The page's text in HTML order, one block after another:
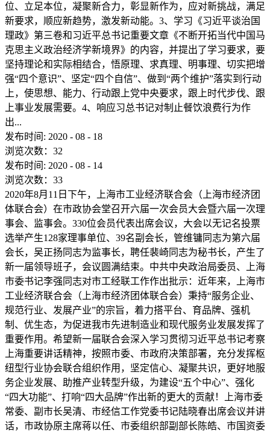
位、立足本位，凝聚新合力，彰显新作为，应对新挑战，满足
新要求，顺应新趋势，激发新动能。3、学习《习近平谈治国
理政》第三卷和习近平总书记重要文章《不断开拓当代中国马
克思主义政治经济学新境界》的内容，并提出了学习要求，要
坚持理论和实际相结合，悟原理、求真理、明事理、切实把增
强“四个意识”、坚定“四个自信”、做到“两个维护”落实到行动
上，使思想、能力、行动跟上党中央要求，跟上时代步伐、跟
上事业发展需要。4、响应习总书记对制止餐饮浪费行为作
出...
发布时间: 2020 - 08 - 18
浏览次数： 32
发布时间: 2020 - 08 - 14
浏览次数： 33
2020年8月11日下午，上海市工业经济联合会（上海市经济团
体联合会）在市政协会堂召开六届一次会员大会暨六届一次理
事会、监事会。330位会员代表出席会议，大会以无记名投票
选举产生128家理事单位、39名副会长，管维镛同志为第六届
会长，吴正扬同志为监事长，聘任裴崎同志为秘书长，产生了
新一届领导班子，会议圆满结束。中共中央政治局委员、上海
市委书记李强同志对市工经联工作作出批示：近年来，上海市
工业经济联合会（上海市经济团体联合会）秉持“服务企业、
规范行业、发展产业”的宗旨，着力搭平台、育品牌、强机
制、优生态，为促进我市先进制造业和现代服务业发展发挥了
重要作用。希望新一届联合会深入学习贯彻习近平总书记考察
上海重要讲话精神，按照市委、市政府决策部署，充分发挥枢
纽型行业协会联合组织作用，坚定信心、凝聚共识，更好地服
务企业发展、助推产业转型升级，为建设“五个中心”、强化
“四大功能”、打响“四大品牌”作出新的更大的贡献！上海市委
常委、副市长吴清、市经信工作党委书记陆晓春出席会议并讲
话，市政协原主席蒋以任、市委组织部副部长陈皓、市国资委